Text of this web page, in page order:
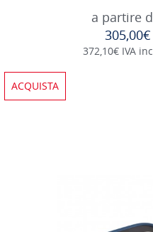
a partire
305,00€
372,10€ IVA
ACQUISTA